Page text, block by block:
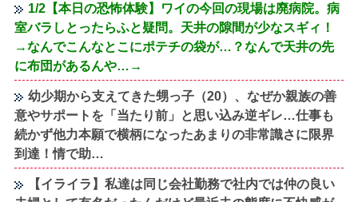
1/2【本日の恐怖体験】ワイの今回の現場は廃病院。病
室バラしとったらふと疑問。天井の隙間が少なスギィ！
→なんでこんなとこにポテチの袋が…？なんで天井の先
に布団があるんや…→
幼少期から支えてきた甥っ子（20）、なぜか親族の善
意やサポートを「当たり前」と思い込み逆ギレ…仕事も
続かず他力本願で横柄になったあまりの非常識さに限界
到達！情で助…
【イライラ】私達は同じ会社勤務で社内では仲の良い